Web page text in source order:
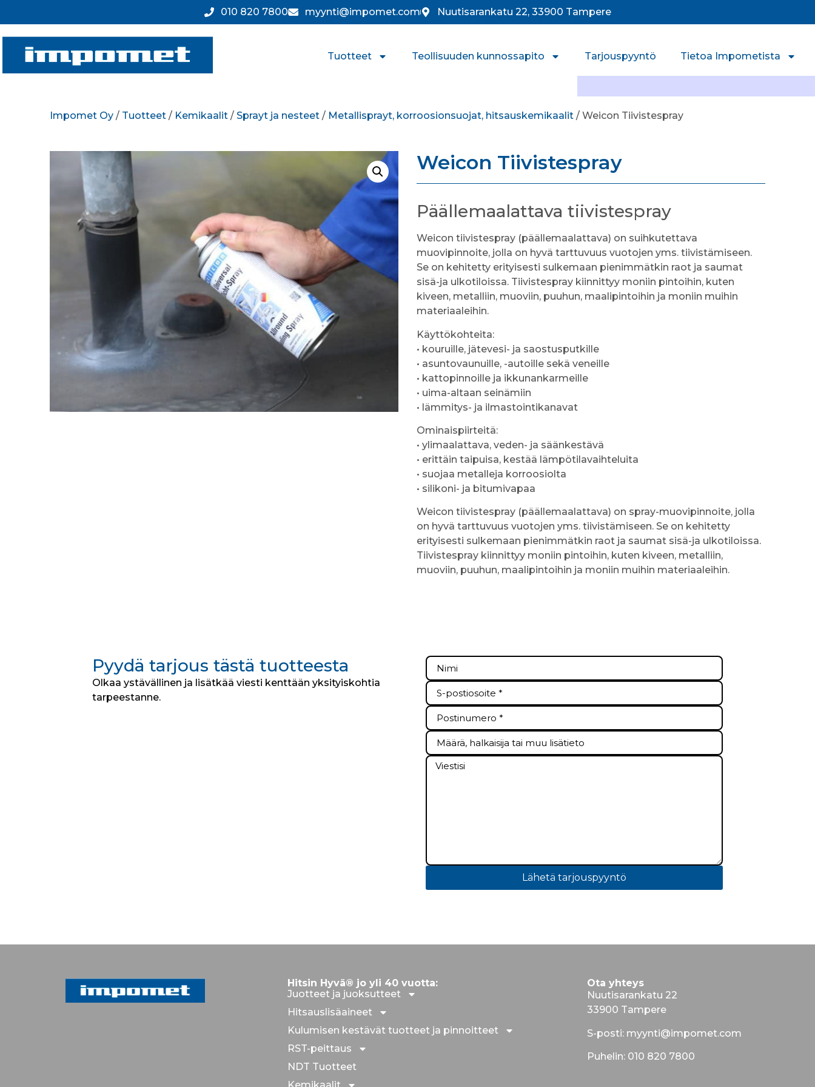
010 820 7800 myynti@impomet.com Nuutisarankatu 22, 33900 Tampere
Tuotteet Teollisuuden kunnossapito Tarjouspyyntö Tietoa Impometista
Impomet Oy / Tuotteet / Kemikaalit / Sprayt ja nesteet / Metallisprayt, korroosionsuojat, hitsauskemikaalit / Weicon Tiivistespray
Weicon Tiivistespray
Päällemaalattava tiivistespray
Weicon tiivistespray (päällemaalattava) on suihkutettava
muovipinnoite, jolla on hyvä tarttuvuus vuotojen yms. tiivistämiseen.
Se on kehitetty erityisesti sulkemaan pienimmätkin raot ja saumat
sisä-ja ulkotiloissa. Tiivistespray kiinnittyy moniin pintoihin, kuten
kiveen, metalliin, muoviin, puuhun, maalipintoihin ja moniin muihin
materiaaleihin.
Käyttökohteita:
• kouruille, jätevesi- ja saostusputkille
• asuntovaunuille, -autoille sekä veneille
• kattopinnoille ja ikkunankarmeille
• uima-altaan seinämiin
• lämmitys- ja ilmastointikanavat
Ominaispiirteitä:
• ylimaalattava, veden- ja säänkestävä
• erittäin taipuisa, kestää lämpötilavaihteluita
• suojaa metalleja korroosiolta
• silikoni- ja bitumivapaa
Weicon tiivistespray (päällemaalattava) on spray-muovipinnoite, jolla
on hyvä tarttuvuus vuotojen yms. tiivistämiseen. Se on kehitetty
erityisesti sulkemaan pienimmätkin raot ja saumat sisä-ja ulkotiloissa.
Tiivistespray kiinnittyy moniin pintoihin, kuten kiveen, metalliin,
muoviin, puuhun, maalipintoihin ja moniin muihin materiaaleihin.
Pyydä tarjous tästä tuotteesta
Olkaa ystävällinen ja lisätkää viesti kenttään yksityiskohtia
tarpeestanne.
Lähetä tarjouspyyntö
Hitsin Hyvä® jo yli 40 vuotta:
Juotteet ja juoksutteet
Hitsauslisäaineet
Kulumisen kestävät tuotteet ja pinnoitteet
RST-peittaus
NDT Tuotteet
Ota yhteys
Nuutisarankatu 22
33900 Tampere
S-posti: myynti@impomet.com
Puhelin: 010 820 7800